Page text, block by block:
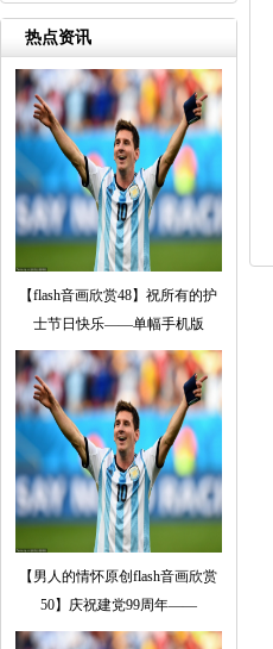
热点资讯
【flash音画欣赏48】祝所有的护
士节日快乐——单幅手机版
【男人的情怀原创flash音画欣赏
50】庆祝建党99周年——